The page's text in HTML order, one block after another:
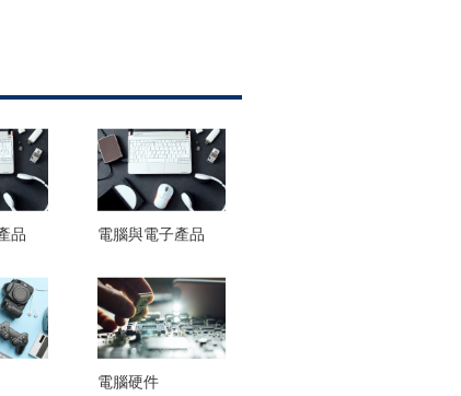
品 電腦與電子產品
電腦硬件